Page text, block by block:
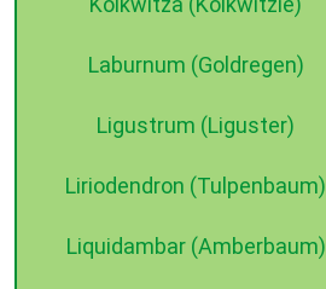
Laburnum (Goldregen)
Ligustrum (Liguster)
Liriodendron (Tulpenbaum)
Liquidambar (Amberbaum)